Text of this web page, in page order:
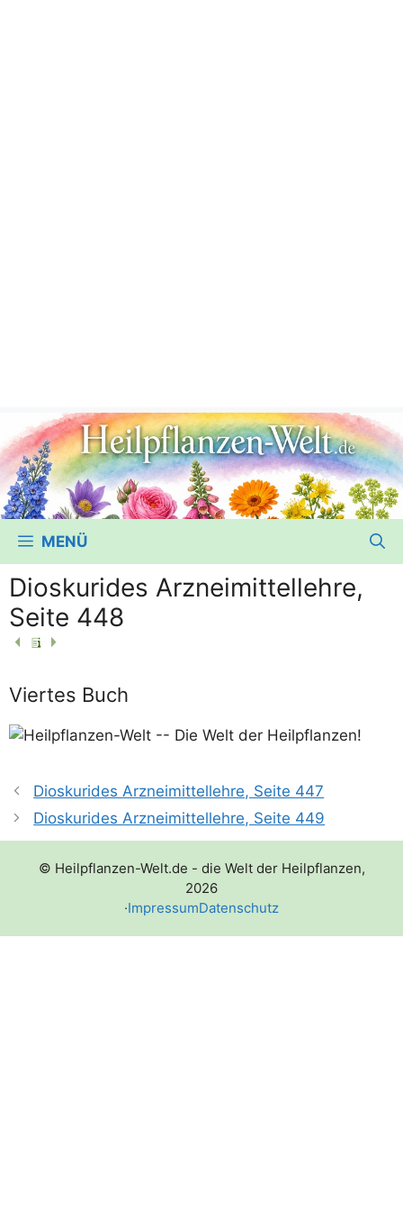
MENÜ
Dioskurides Arzneimittellehre,
Seite 448
Viertes Buch
Dioskurides Arzneimittellehre, Seite 447
Dioskurides Arzneimittellehre, Seite 449
© Heilpflanzen-Welt.de - die Welt der Heilpflanzen,
2026
·ImpressumDatenschutz